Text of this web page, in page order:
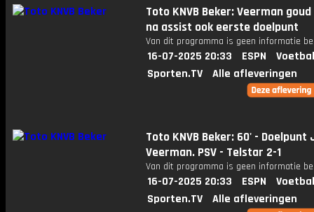
Toto KNVB Beker: Veerman
na assist ook eerste doelpunt
Van dit programma is geen informatie
16-07-2025 20:33 ESPN
Sporten.TV
Alle afleveringen
Toto KNVB Beker: 60' - Doelpunt
Veerman. PSV - Telstar 2-1
Van dit programma is geen informatie
16-07-2025 20:33 ESPN
Sporten.TV
Alle afleveringen